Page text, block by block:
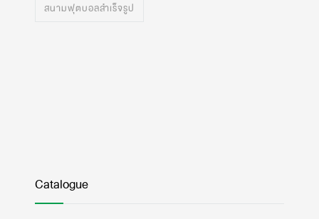
สนามฟุตบอลสำเร็จรูป
Catalogue